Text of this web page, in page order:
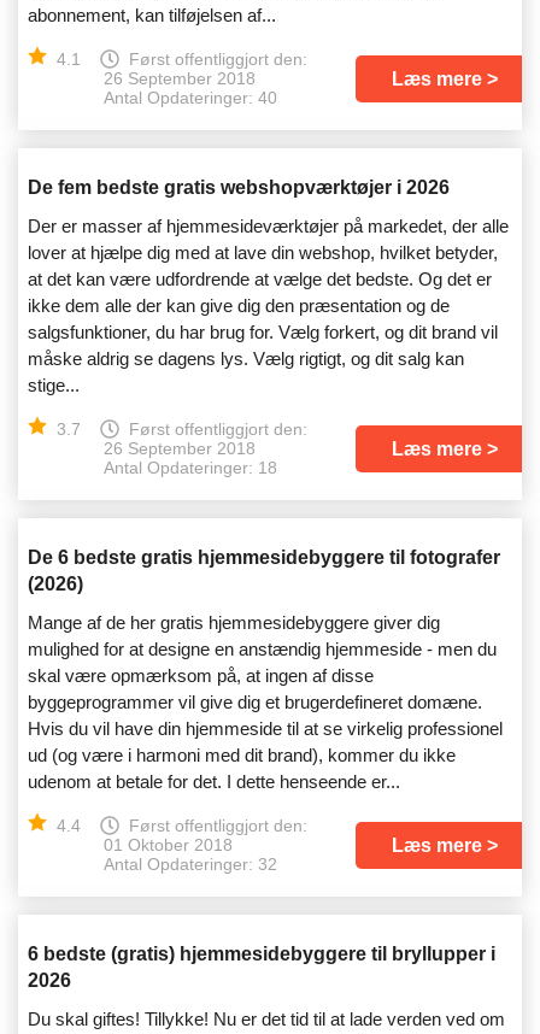
abonnement, kan tilføjelsen af...
4.1
Først offentliggjort den:
26 September 2018
Antal Opdateringer: 40
Læs mere
De fem bedste gratis webshopværktøjer i 2026
Der er masser af hjemmesideværktøjer på markedet, der alle
lover at hjælpe dig med at lave din webshop, hvilket betyder,
at det kan være udfordrende at vælge det bedste. Og det er
ikke dem alle der kan give dig den præsentation og de
salgsfunktioner, du har brug for. Vælg forkert, og dit brand vil
måske aldrig se dagens lys. Vælg rigtigt, og dit salg kan
stige...
3.7
Først offentliggjort den:
26 September 2018
Antal Opdateringer: 18
Læs mere
De 6 bedste gratis hjemmesidebyggere til fotografer
(2026)
Mange af de her gratis hjemmesidebyggere giver dig
mulighed for at designe en anstændig hjemmeside - men du
skal være opmærksom på, at ingen af ​​disse
byggeprogrammer vil give dig et brugerdefineret domæne.
Hvis du vil have din hjemmeside til at se virkelig professionel
ud (og være i harmoni med dit brand), kommer du ikke
udenom at betale for det. I dette henseende er...
4.4
Først offentliggjort den:
01 Oktober 2018
Antal Opdateringer: 32
Læs mere
6 bedste (gratis) hjemmesidebyggere til bryllupper i
2026
Du skal giftes! Tillykke! Nu er det tid til at lade verden ved om